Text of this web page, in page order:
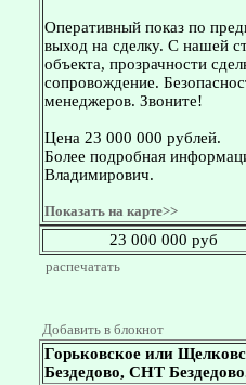
Оперативный показ по
выход на сделку. С нашей
объекта, прозрачности
сопровождение.
менеджеров. Звоните!
Цена 23 000 000 рублей.
Более подробная
Владимирович.
Показать на карте>>
23 000 000 руб
распечатать
Добавить в блокнот
Горьковское или
Бездедово, СНТ